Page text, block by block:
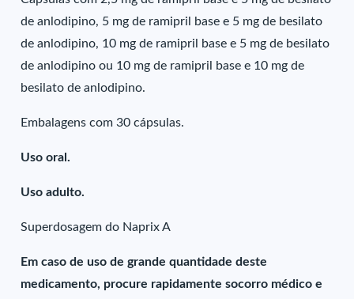
de anlodipino, 5 mg de ramipril base e 5 mg de besilato
de anlodipino, 10 mg de ramipril base e 5 mg de besilato
de anlodipino ou 10 mg de ramipril base e 10 mg de
besilato de anlodipino.
Embalagens com 30 cápsulas.
Uso oral.
Uso adulto.
Superdosagem do Naprix A
Em caso de uso de grande quantidade deste
medicamento, procure rapidamente socorro médico e